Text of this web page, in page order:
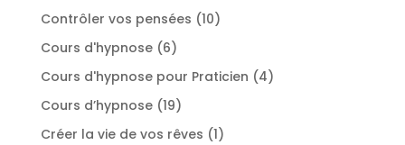
produits
Contrôler vos pensées 1010
Cours d'hypnose 66
produits
Cours d'hypnose pour Praticien 44
Cours d’hypnose 1919
produits
Créer la vie de vos rêves 11